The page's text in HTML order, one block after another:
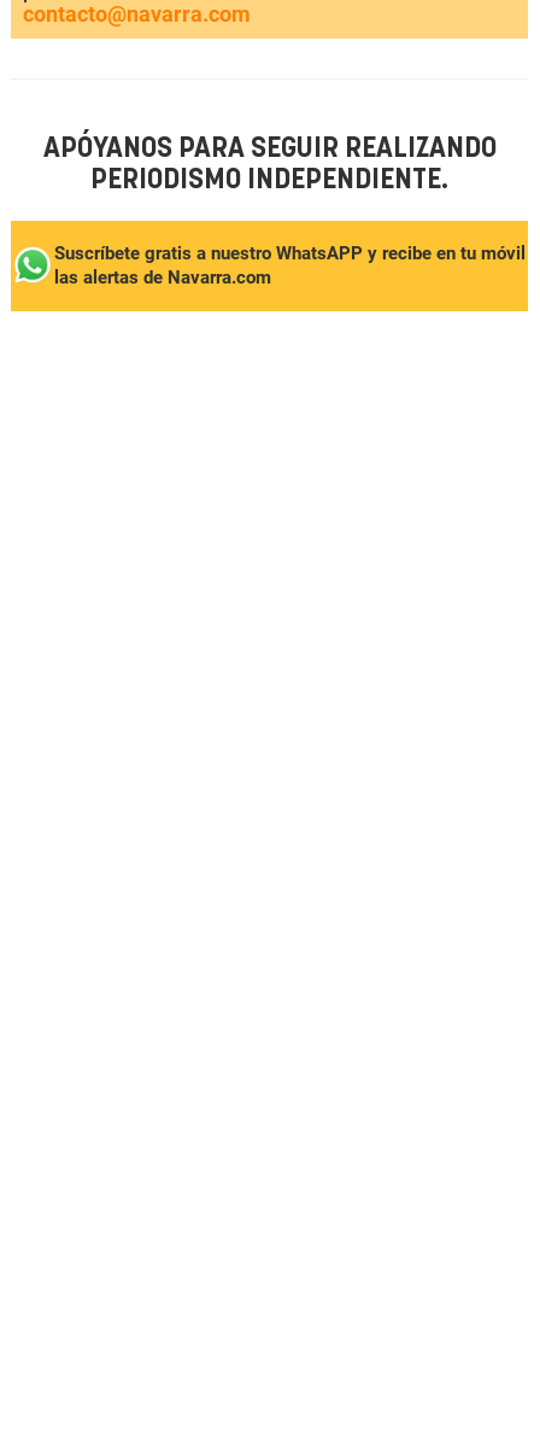
contacto@navarra.com
APÓYANOS PARA SEGUIR REALIZANDO
PERIODISMO INDEPENDIENTE.
Suscríbete gratis a nuestro WhatsAPP y recibe en tu móvil
las alertas de Navarra.com